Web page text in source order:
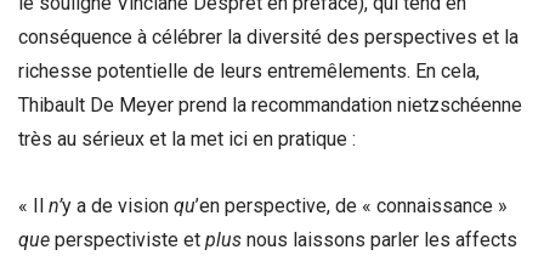
conséquence à célébrer la diversité des perspectives et la
richesse potentielle de leurs entremêlements. En cela,
Thibault De Meyer prend la recommandation nietzschéenne
très au sérieux et la met ici en pratique :
« Il n’y a de vision qu’en perspective, de « connaissance »
que perspectiviste et plus nous laissons parler les affects